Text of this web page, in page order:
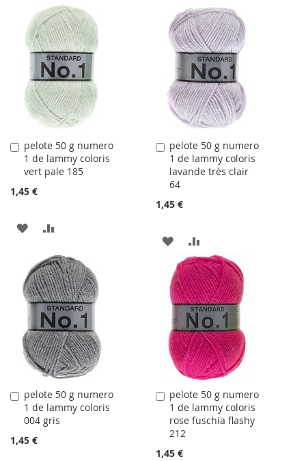
À
LA
LISTE
D'ACHATS
AU
COMPARATEUR
À
LA
LISTE
D'ACHATS
AU
COMPARATEUR
pelote 50 g numero
1 de lammy coloris
vert pale 185
1,45 €
Ajouter
au
panier
AJOUTER
LA
LISTE
D'ACHATS
COMPARATEUR
pelote 50 g numero
1 de lammy coloris
lavande très clair
64
1,45 €
Ajouter
au
panier
AJOUTER
À
LA
LISTE
D'ACHATS
AU
COMPARATEUR
pelote 50 g numero
1 de lammy coloris
004 gris
1,45 €
Ajouter
au
panier
pelote 50 g numero
1 de lammy coloris
rose fuschia flashy
212
1,45 €
Ajouter
au
panier